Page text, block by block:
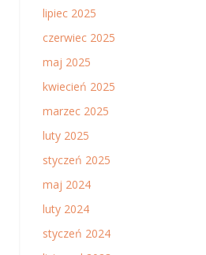
lipiec 2025
czerwiec 2025
maj 2025
kwiecień 2025
marzec 2025
luty 2025
styczeń 2025
maj 2024
luty 2024
styczeń 2024